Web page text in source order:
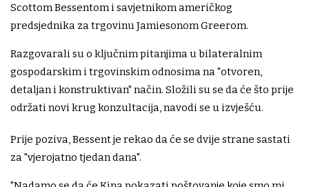
Scottom Bessentom i savjetnikom američkog
predsjednika za trgovinu Jamiesonom Greerom.
Razgovarali su o ključnim pitanjima u bilateralnim
gospodarskim i trgovinskim odnosima na "otvoren,
detaljan i konstruktivan" način. Složili su se da će što prije
održati novi krug konzultacija, navodi se u izvješću.
Prije poziva, Bessent je rekao da će se dvije strane sastati
za "vjerojatno tjedan dana".